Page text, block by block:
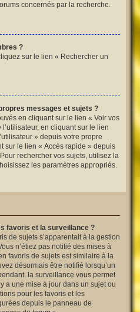
concernés par la recherche.
?
sur le lien « Rechercher un
messages et sujets ?
en cliquant sur le lien « Voir vos
en cliquant sur le lien
» depuis votre propre
sur le lien « Accès rapide » depuis
rechercher vos sujets, utilisez la
les paramètres appropriés.
favoris et la surveillance ?
de sujets s’apparentait à la gestion
n’étiez pas notifié des mises à
favoris de sujets est similaire à la
désormais être notifié lorsqu’un
la surveillance vous permet
a une mise à jour dans un sujet ou
pour les favoris et les
depuis le panneau de